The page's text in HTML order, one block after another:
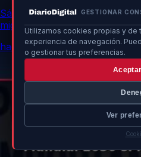
GESTIONAR
Utilizamos cookies propias y de
experiencia de navegación.
o gestionar tus preferencias.
Ver
Sánchez discute estrategias
migratoria en Ceuta
hace 8h